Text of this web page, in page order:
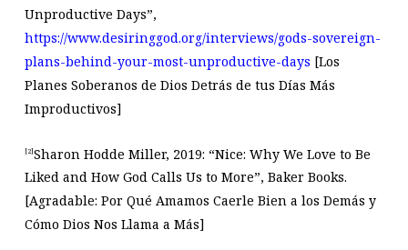
Unproductive Days”,
https://www.desiringgod.org/interviews/gods-sovereign-
plans-behind-your-most-unproductive-days [Los
Planes Soberanos de Dios Detrás de tus Días Más
Improductivos]
[2] Sharon Hodde Miller, 2019: “Nice: Why We Love to Be
Liked and How God Calls Us to More”, Baker Books.
[Agradable: Por Qué Amamos Caerle Bien a los Demás y
Cómo Dios Nos Llama a Más]